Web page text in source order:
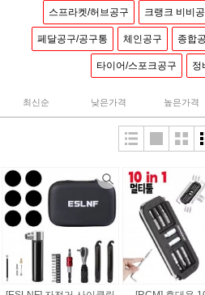
스프라켓/허브공구 크랭크 비비
페달공구/공구통 체인공구 종합
타이어/스포크공구 정
최신순 낮은가격 높은가격